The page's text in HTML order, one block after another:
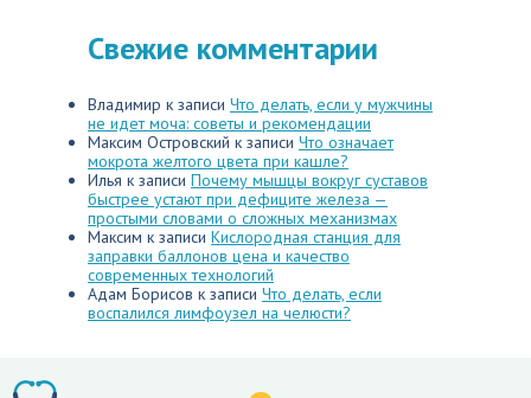
Свежие комментарии
Владимир к записи Что делать, если у мужчины
не идет моча: советы и рекомендации
Максим Островский к записи Что означает
мокрота желтого цвета при кашле?
Илья к записи Почему мышцы вокруг суставов
быстрее устают при дефиците железа —
простыми словами о сложных механизмах
Максим к записи Кислородная станция для
заправки баллонов цена и качество
современных технологий
Адам Борисов к записи Что делать, если
воспалился лимфоузел на челюсти?